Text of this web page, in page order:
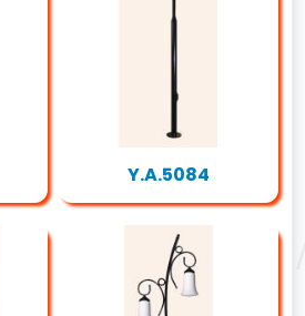
Y.A.5084